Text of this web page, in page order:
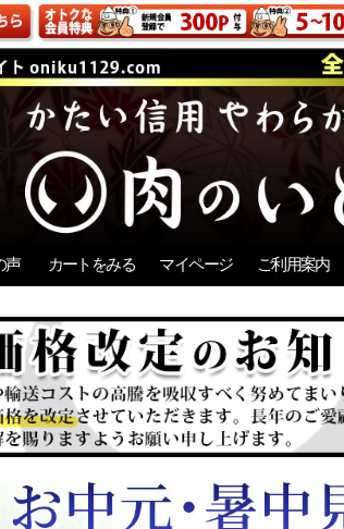
声 カートをみる マイページ ご利用案内